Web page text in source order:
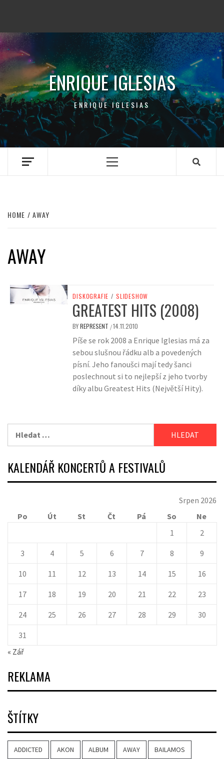
ENRIQUE IGLESIAS
ENRIQUE IGLESIAS
Primary
HOME AWAY
AWAY
DISKOGRAFIE / SLIDESHOW
GREATEST HITS (2008)
BYREPRESENT /14.11.2010
Píše se rok 2008 a Enrique Iglesias má za
sebou slušnou řádku alb a povedených
písní. Jeho fanoušci mají tedy šanci
poslechnout si to nejlepší z jeho tvorby
díky albu Greatest Hits (Největší Hity).
KALENDÁŘ KONCERTŮ A FESTIVALŮ
Srpen 2026
Po
Út St Čt Pá So
Ne
1
2
3 4 5 6 7 8 9
10 11 12 13 14 15 16
17 18 19 20 21 22 23
24 25 26 27 28 29 30
31
« Zář
REKLAMA
ŠTÍTKY
ADDICTED AKON ALBUM AWAY BAILAMOS